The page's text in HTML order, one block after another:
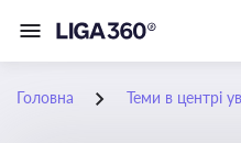
Головна Теми в центрі